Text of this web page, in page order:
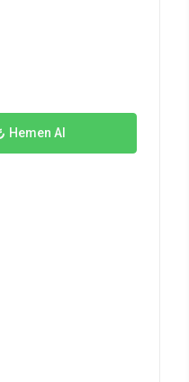
Hemen Al